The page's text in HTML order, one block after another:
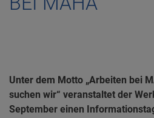
Unter dem Motto „Arbeiten bei
suchen wir“ veranstaltet der
September einen